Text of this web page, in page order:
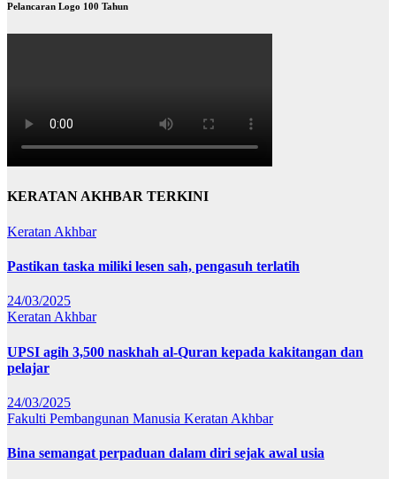
Pelancaran Logo 100 Tahun
KERATAN AKHBAR TERKINI
Keratan Akhbar
Pastikan taska miliki lesen sah, pengasuh terlatih
24/03/2025
Keratan Akhbar
UPSI agih 3,500 naskhah al-Quran kepada kakitangan dan
pelajar
24/03/2025
Fakulti Pembangunan Manusia Keratan Akhbar
Bina semangat perpaduan dalam diri sejak awal usia